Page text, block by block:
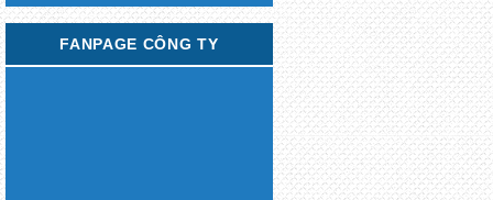
FANPAGE CÔNG TY